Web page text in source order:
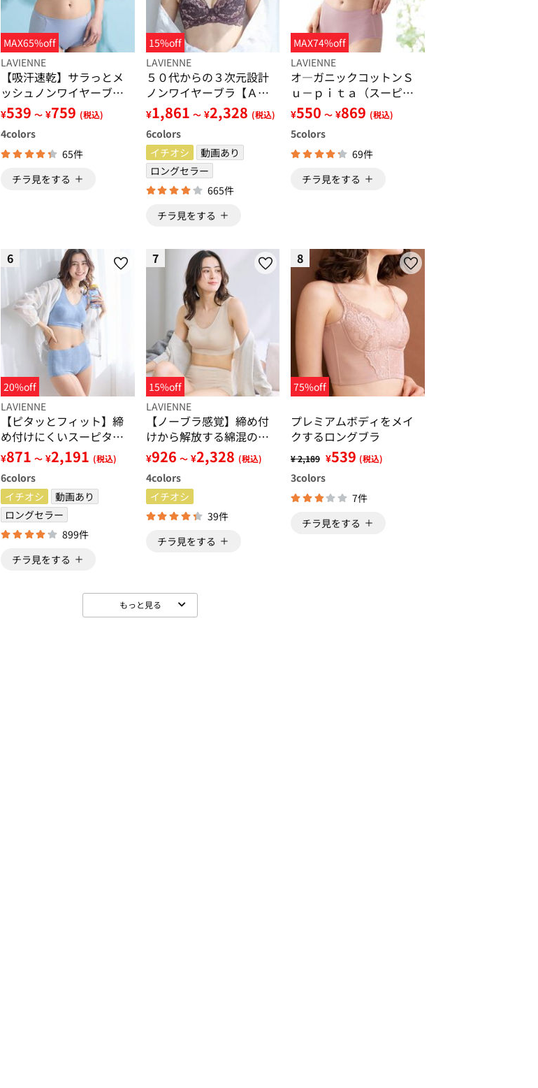
MAX65%off
LAVIENNE
【吸汗速乾】サラっとメ
ッシュノンワイヤーブ
ラ・ショーツ（別売）
¥539 ～ ¥759 (税込)
4colors
65件
チラ見をする
15%off
LAVIENNE
５０代からの３次元設計
ノンワイヤーブラ【Ａ７
０～Ｄ９５】
¥1,861 ～ ¥2,328 (税込)
6colors
イチオシ
動画あり
ロングセラー
665件
チラ見をする
MAX74%off
LAVIENNE
オ―ガニックコットンＳ
ｕ－ｐｉｔａ（スーピ
タ）ブラ・ショーツ（別
売）
¥550 ～ ¥869 (税込)
5colors
69件
チラ見をする
6
20%off
LAVIENNE
【ピタッとフィット】締
め付けにくいスーピタブ
ラ・ショーツ（別売）
¥871 ～ ¥2,191 (税込)
6colors
イチオシ
動画あり
ロングセラー
899件
チラ見をする
7
15%off
LAVIENNE
【ノーブラ感覚】締め付
けから解放する綿混のス
ーピタリラックスブラ・
ショーツ（別売）
¥926 ～ ¥2,328 (税込)
4colors
イチオシ
39件
チラ見をする
8
75%off
プレミアムボディをメイ
クするロングブラ
¥ 2,189 ¥539 (税込)
3colors
7件
チラ見をする
もっと見る